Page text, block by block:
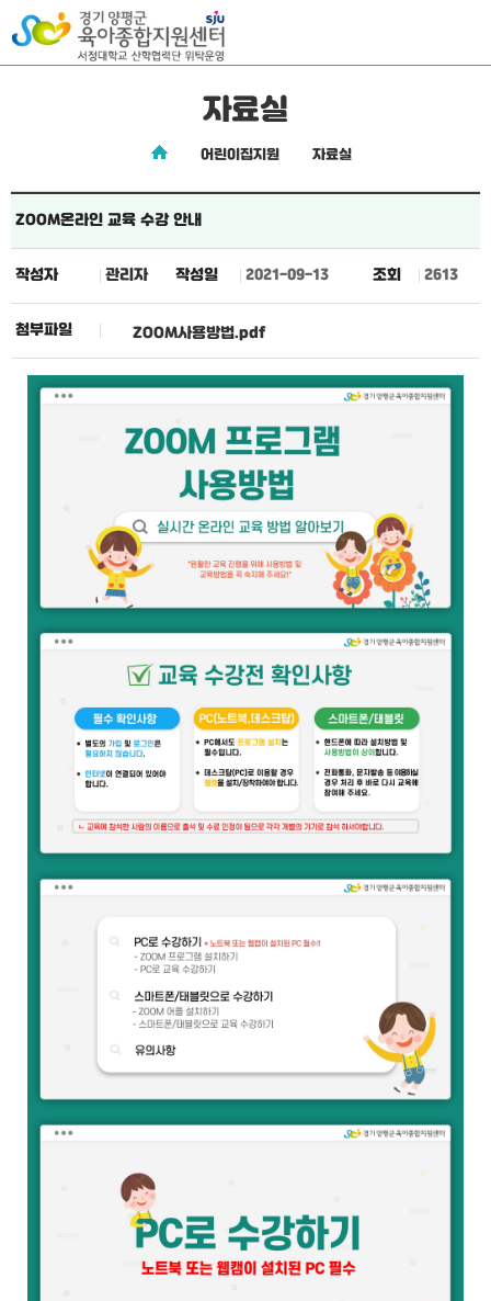
자료실
어린이집지원 자료실
ZOOM온라인 교육 수강 안내
작성자 관리자 작성일 2021-09-13 조회 2613
첨부파일 ZOOM사용방법.pdf